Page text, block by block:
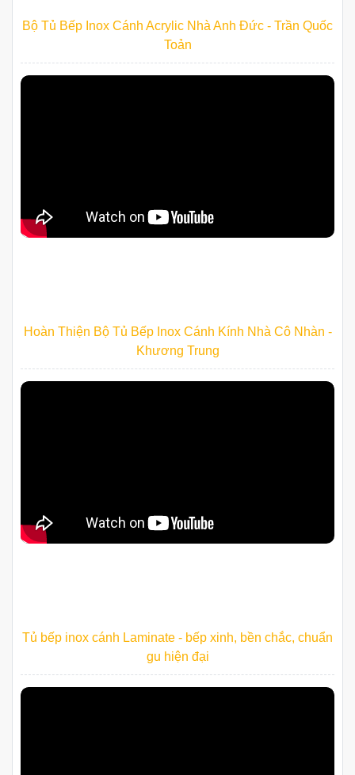
Bộ Tủ Bếp Inox Cánh Acrylic Nhà Anh Đức - Trần Quốc
Toản
Hoàn Thiện Bộ Tủ Bếp Inox Cánh Kính Nhà Cô Nhàn -
Khương Trung
Tủ bếp inox cánh Laminate - bếp xinh, bền chắc, chuẩn
gu hiện đại